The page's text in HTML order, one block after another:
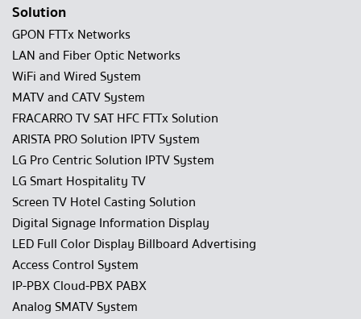
Solution
GPON FTTx Networks
LAN and Fiber Optic Networks
WiFi and Wired System
MATV and CATV System
FRACARRO TV SAT HFC FTTx Solution
ARISTA PRO Solution IPTV System
LG Pro Centric Solution IPTV System
LG Smart Hospitality TV
Screen TV Hotel Casting Solution
Digital Signage Information Display
LED Full Color Display Billboard Advertising
Access Control System
IP-PBX Cloud-PBX PABX
Analog SMATV System